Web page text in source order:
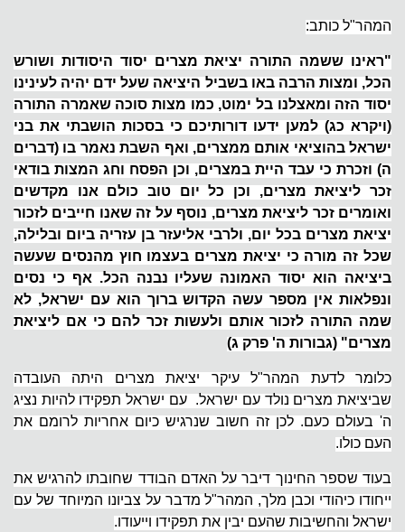
המהר"ל כותב:
"ראינו ששמה התורה יציאת מצרים יסוד היסודות ושורש
הכל, ומצות הרבה באו בשביל היציאה שעל ידם יהיה לעינינו
יסוד הזה ומאצלנו בל ימוט, כמו מצות סוכה שאמרה התורה
(ויקרא כג) למען ידעו דורותיכם כי בסכות הושבתי את בני
ישראל בהוציאי אותם ממצרים, ואף השבת נאמר בו (דברים
ה) וזכרת כי עבד היית במצרים, וכן הפסח וחג המצות בודאי
זכר ליציאת מצרים, וכן כל יום טוב כולם אנו מקדשים
ואומרים זכר ליציאת מצרים, נוסף על זה שאנו חייבים לזכור
יציאת מצרים בכל יום, ולרבי אליעזר בן עזריה ביום ובלילה,
שכל זה מורה כי יציאת מצרים בעצמו חוץ מהנסים שעשה
ביציאה הוא יסוד האמונה שעליו נבנה הכל. אף כי נסים
ונפלאות אין מספר עשה הקדוש ברוך הוא עם ישראל, לא
שמה התורה לזכור אותם ולעשות זכר להם כי אם ליציאת
מצרים" (גבורות ה' פרק ג)
כלומר לדעת המהר"ל עיקר יציאת מצרים היתה העובדה
שביציאת מצרים נולד עם ישראל. עם ישראל תפקידו להיות נציג
ה' בעולם כעם. לכן זה חשוב שנרגיש כיום אחריות לרומם את
העם כולו.
בעוד שספר החינוך דיבר על האדם הבודד שחובתו להרגיש את
ייחודו כיהודי וכבן מלך, המהר"ל מדבר על צביונו המיוחד של עם
ישראל והחשיבות שהעם יבין את תפקידו וייעודו.